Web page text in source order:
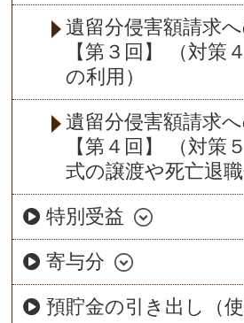
遺留分侵害額請求
【第３回】 （対
の利用）
遺留分侵害額請求
【第４回】 （対
式の譲渡や死亡退職
特別受益
寄与分
預貯金の引き出し（使